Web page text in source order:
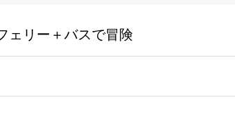
ェリー＋バスで冒険